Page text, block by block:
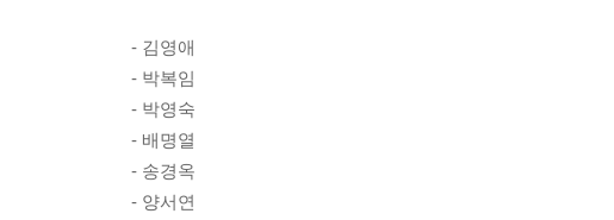
- 김영애
- 박복임
- 박영숙
- 배명열
- 송경옥
- 양서연